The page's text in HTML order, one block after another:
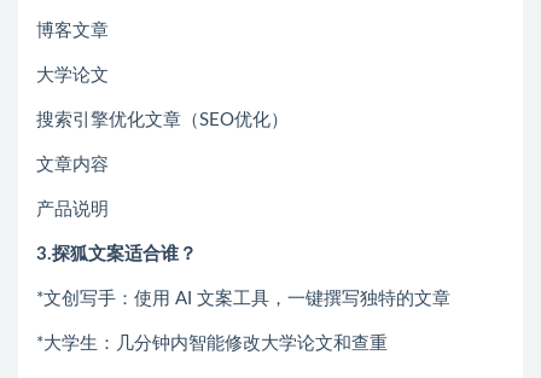
博客文章
大学论文
搜索引擎优化文章（SEO优化）
文章内容
产品说明
3.探狐文案适合谁？
*文创写手：使用 AI 文案工具，一键撰写独特的文章
*大学生：几分钟内智能修改大学论文和查重